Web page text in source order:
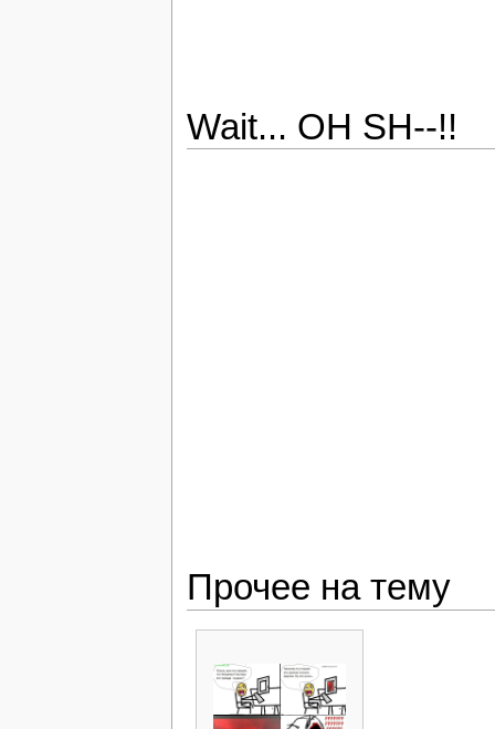
Wait... OH SH--!!
Прочее на тему